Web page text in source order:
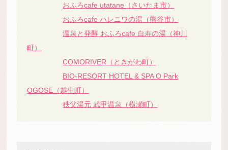
おふろcafe utatane（さいたま市）
おふろcafe ハレニワの湯（熊谷市）
温泉と発酵 おふろcafe 白寿の湯（神川
町）
COMORIVER（ときがわ町）
BIO-RESORT HOTEL & SPA O Park
OGOSE（越生町）
秩父湯元 武甲温泉（横瀬町）